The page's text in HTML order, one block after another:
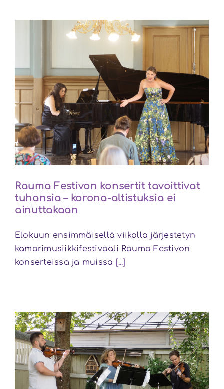
Rauma Festivon konsertit tavoittivat
tuhansia – korona-altistuksia ei
ainuttakaan
Elokuun ensimmäisellä viikolla järjestetyn
kamarimusiikkifestivaali Rauma Festivon
konserteissa ja muissa [...]